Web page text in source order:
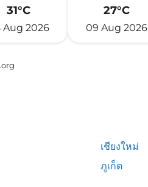
31°C
Aug 2026
27°C
09 Aug 2026
เชียงใหม่
ภูเก็ต